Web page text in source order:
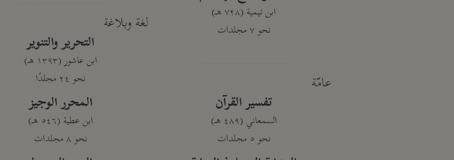
ابن تيمية (٧٢٨ هـ)
نحو ٧ مجلدات
عامّة
تفسير القرآن
السمعاني (٤٨٩ هـ)
نحو ٥ مجلدات
لغة وبلاغة
التحرير والتنوير
ابن عاشور (١٣٩٣ هـ)
نحو ٢٤ مجلدًا
المحرر الوجيز
ابن عطية (٥٤٦ هـ)
نحو ٨ مجلدات